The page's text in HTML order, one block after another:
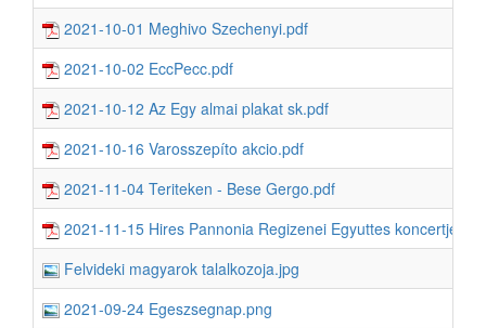
2021-10-01 Meghivo Szechenyi.pdf
2021-10-02 EccPecc.pdf
2021-10-12 Az Egy almai plakat sk.pdf
2021-10-16 Varosszepíto akcio.pdf
2021-11-04 Teriteken - Bese Gergo.pdf
2021-11-15 Hires Pannonia Regizenei Egyuttes koncertje.pdf
Felvideki magyarok talalkozoja.jpg
2021-09-24 Egeszsegnap.png